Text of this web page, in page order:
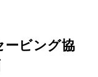
ービング協